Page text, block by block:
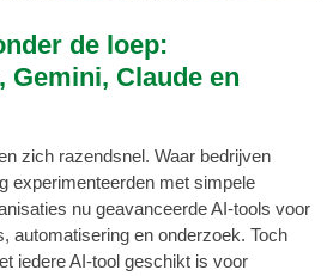
de loep:
Gemini, Claude en
zich razendsnel. Waar bedrijven
experimenteerden met simpele
nu geavanceerde AI-tools voor
automatisering en onderzoek. Toch
iedere AI-tool geschikt is voor